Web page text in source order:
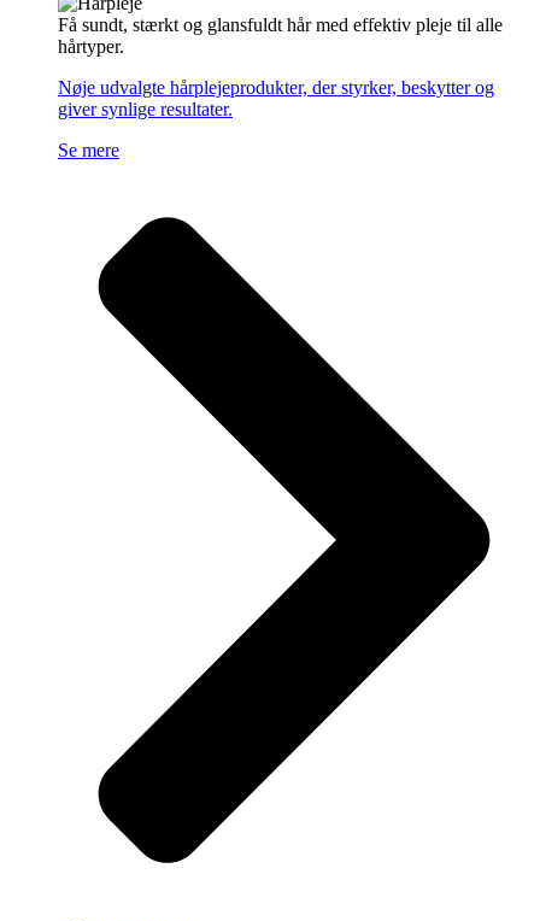
Få sundt, stærkt og glansfuldt hår med effektiv pleje til alle
hårtyper.
Nøje udvalgte hårplejeprodukter, der styrker, beskytter og
giver synlige resultater.
Se mere